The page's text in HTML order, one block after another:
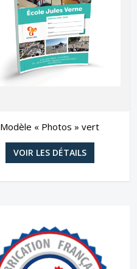
Modèle « Photos » vert
VOIR LES DÉTAILS